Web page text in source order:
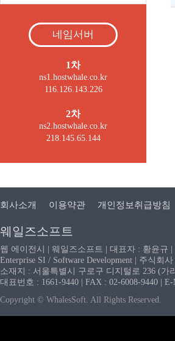
네임서버
1차
ns1.hostwhale.co.kr
116.126.143.226
2차
ns2.hostwhale.co.kr
218.145.65.144
회사소개 이용약관 개인정보취급방침
웨일즈소프트
웹 에이전시 | 웨일즈소프트 | 대표자 : 황윤규
Enterprise SI / Software Development | 주식회
소재지 : 서울특별시 구로구 디지털로 236 (
대표번호 : 1661-9440 | FAX : 02-6008-9440 |
Copyright © WhalesSoft. All Rights Reserved.